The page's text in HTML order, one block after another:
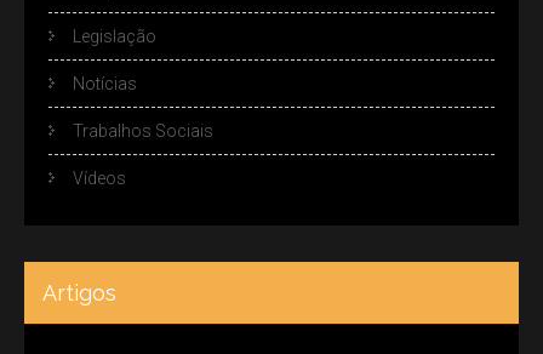
Legislação
Notícias
Trabalhos Sociais
Vídeos
Artigos